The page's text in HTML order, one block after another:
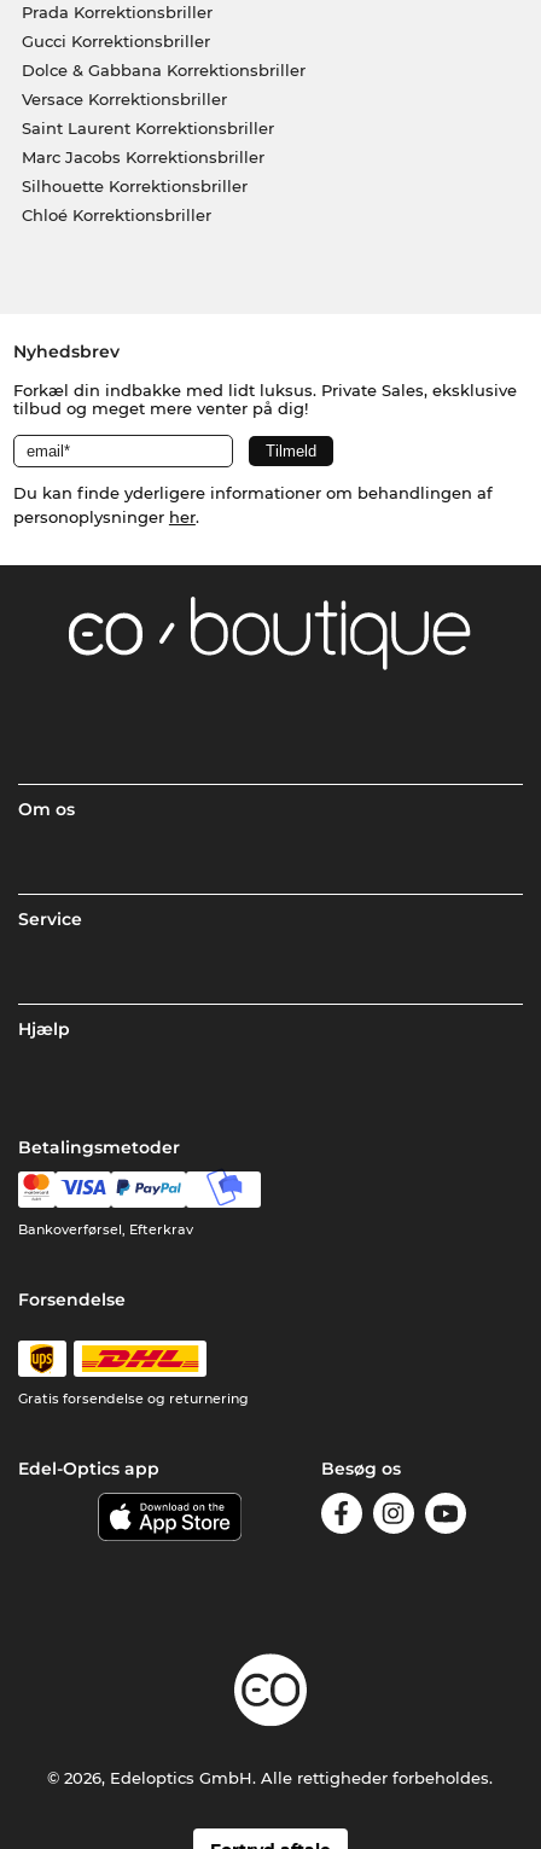
Prada Korrektionsbriller
Gucci Korrektionsbriller
Dolce & Gabbana Korrektionsbriller
Versace Korrektionsbriller
Saint Laurent Korrektionsbriller
Marc Jacobs Korrektionsbriller
Silhouette Korrektionsbriller
Chloé Korrektionsbriller
Nyhedsbrev
Forkæl din indbakke med lidt luksus. Private Sales, eksklusive
tilbud og meget mere venter på dig!
Du kan finde yderligere informationer om behandlingen af
personoplysninger her.
Om os
Service
Hjælp
Betalingsmetoder
Bankoverførsel, Efterkrav
Forsendelse
Gratis forsendelse og returnering
Edel-Optics app Besøg os
© 2026, Edeloptics GmbH. Alle rettigheder forbeholdes.